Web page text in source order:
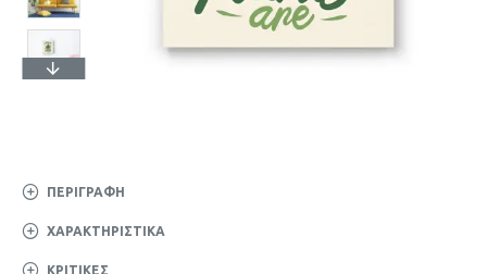
ΠΕΡΙΓΡΑΦΉ
ΧΑΡΑΚΤΗΡΙΣΤΙΚΆ
ΚΡΙΤΙΚΈΣ